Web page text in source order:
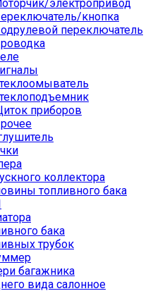
электропривод
кнопка
переключатель
приборов
коллектора
топливного бака
бака
трубок
багажника
вида салонное